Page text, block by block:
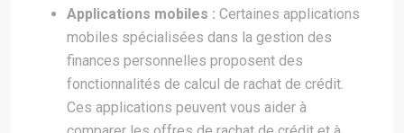
Applications mobiles : Certaines applications
mobiles spécialisées dans la gestion des
finances personnelles proposent des
fonctionnalités de calcul de rachat de crédit.
Ces applications peuvent vous aider à